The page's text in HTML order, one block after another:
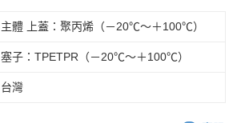
主體 上蓋：聚丙烯（－20℃～＋100℃）
塞子：TPETPR（－20℃～＋100℃）
台灣